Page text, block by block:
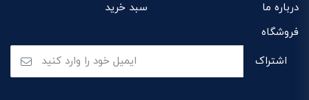
درباره ما
سبد خرید
فروشگاه